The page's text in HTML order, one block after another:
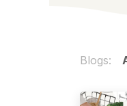
Blogs: